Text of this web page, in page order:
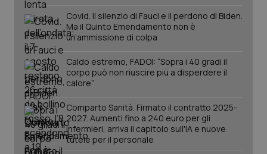
Covid. Il silenzio di Fauci e il perdono di Biden.
Ma il Quinto Emendamento non è
un’ammissione di colpa
Caldo estremo, FADOI: “Sopra i 40 gradi il
corpo può non riuscire più a disperdere il
calore”
Comparto Sanità. Firmato il contratto 2025-
2027. Aumenti fino a 240 euro per gli
infermieri, arriva il capitolo sull'IA e nuove
tutele per il personale